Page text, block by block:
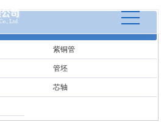
紫铜管
管坯
芯轴